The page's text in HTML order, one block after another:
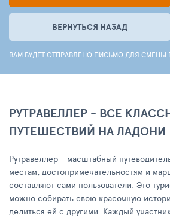
ВЕРНУТЬСЯ НАЗАД
ВАМ БУДЕТ ОТПРАВЛЕНО ПИСЬМО ДЛЯ СМЕНЫ
РУТРАВЕЛЛЕР - ВСЕ
ПУТЕШЕСТВИЙ НА ЛАДОНИ
Рутравеллер - масштабный
местам, достопримечательностям и
составляют сами пользователи. Это
можно собирать свою красочную
делиться ей с другими. Каждый